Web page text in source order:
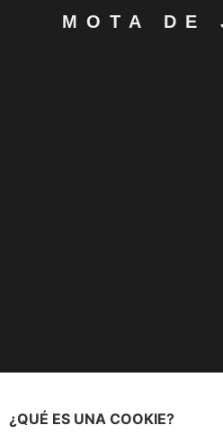
MOTA DE
¿QUÉ ES UNA COOKIE?